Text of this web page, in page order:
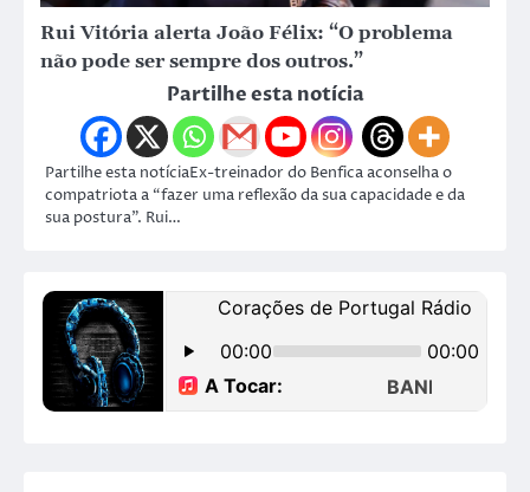
Rui Vitória alerta João Félix: “O problema
não pode ser sempre dos outros.”
Partilhe esta notícia
Partilhe esta notíciaEx-treinador do Benfica aconselha o
compatriota a “fazer uma reflexão da sua capacidade e da
sua postura”. Rui…